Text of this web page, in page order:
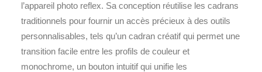
l’appareil photo reflex. Sa conception réutilise les cadrans
traditionnels pour fournir un accès précieux à des outils
personnalisables, tels qu’un cadran créatif qui permet une
transition facile entre les profils de couleur et
monochrome, un bouton intuitif qui unifie les